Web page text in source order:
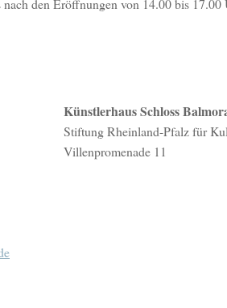
nach den Eröffnungen von 14.00 bis
Künstlerhaus Schloss
Stiftung Rheinland-Pfalz für
Villenpromenade 11